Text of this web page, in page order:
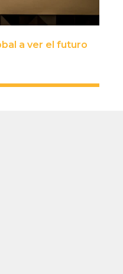
a ver el futuro